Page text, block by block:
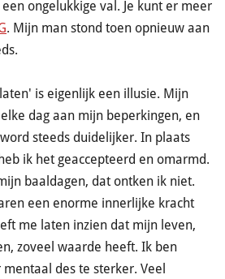
ongelukkige val. Je kunt er meer
. Mijn man stond toen opnieuw aan
is eigenlijk een illusie. Mijn
dag aan mijn beperkingen, en
steeds duidelijker. In plaats
ik het geaccepteerd en omarmd.
baaldagen, dat ontken ik niet.
een enorme innerlijke kracht
me laten inzien dat mijn leven,
zoveel waarde heeft. Ik ben
des te sterker. Veel